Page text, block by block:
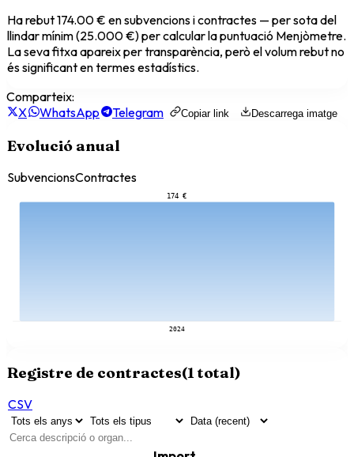
Ha rebut174.00 € en subvencions i contractes — per sota del
llindar mínim (25.000 €) per calcular la puntuació Menjòmetre.
La seva fitxa apareix per transparència, però el volum rebut no
és significant en termes estadístics.
Comparteix:
X
WhatsApp Telegram Copiar link Descarrega imatge
Evolució anual
SubvencionsContractes
174 €
2024
Registre de contractes(1total)
CSV